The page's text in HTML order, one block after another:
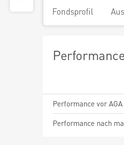
Fondsprofil
Performance vor AGA
Performance nach